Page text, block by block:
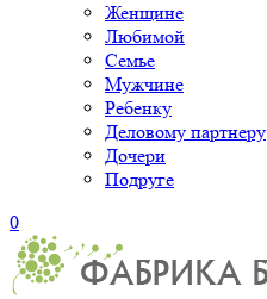
Женщине
Любимой
Семье
Мужчине
Ребенку
Деловому партнеру
Дочери
Подруге
0